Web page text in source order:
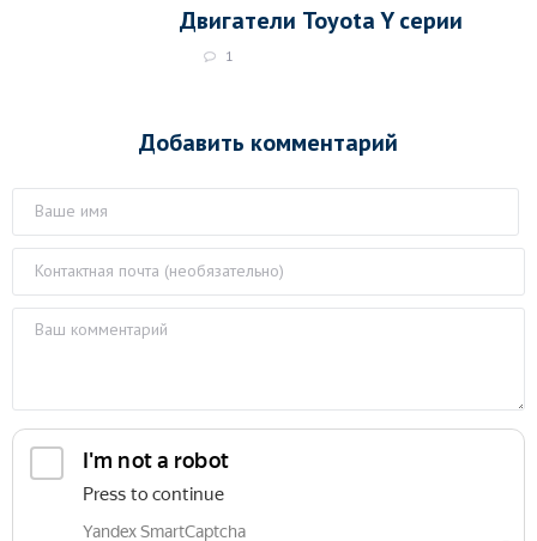
Двигатели Toyota Y серии
1
Добавить комментарий